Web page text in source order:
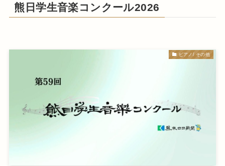
熊日学生音楽コンクール2026
ピアノ/ その他